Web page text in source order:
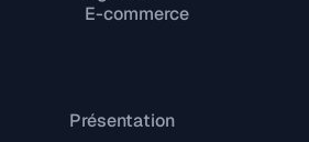
Présentation
E-commerce